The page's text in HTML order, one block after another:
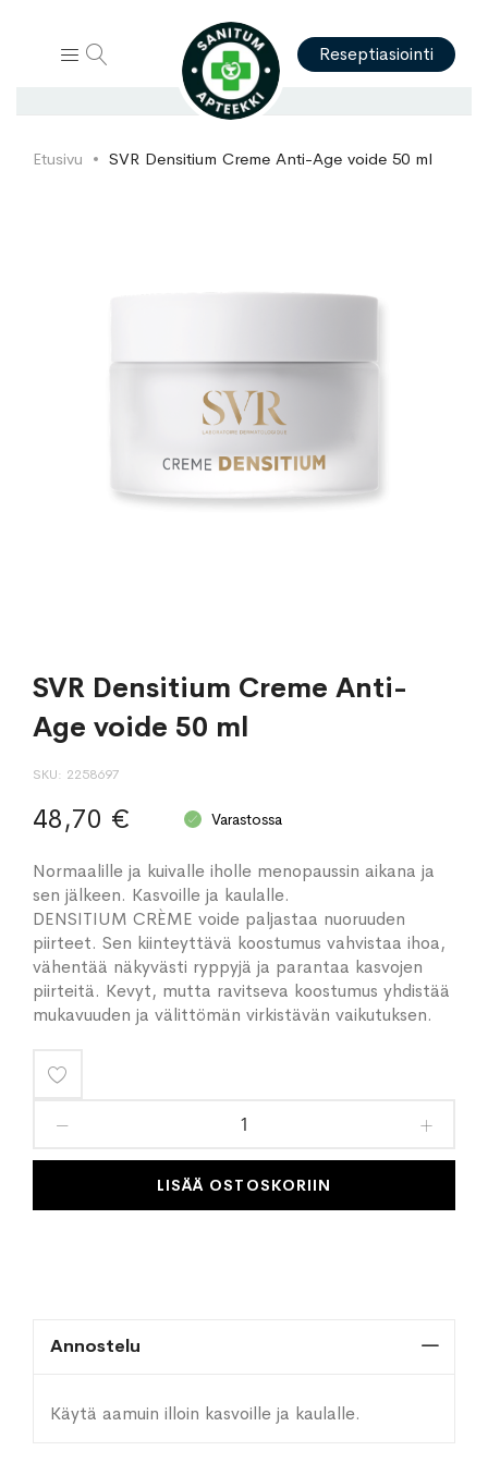
Reseptiasiointi
Etusivu SVR Densitium Creme Anti-Age voide 50 ml
SVR Densitium Creme Anti-
Age voide 50 ml
SKU 2258697
48,70 € Varastossa
Normaalille ja kuivalle iholle menopaussin aikana ja
sen jälkeen. Kasvoille ja kaulalle.
DENSITIUM CRÈME voide paljastaa nuoruuden
piirteet. Sen kiinteyttävä koostumus vahvistaa ihoa,
vähentää näkyvästi ryppyjä ja parantaa kasvojen
piirteitä. Kevyt, mutta ravitseva koostumus yhdistää
mukavuuden ja välittömän virkistävän vaikutuksen.
toivelistaan
LISÄÄ OSTOSKORIIN
Annostelu
Käytä aamuin illoin kasvoille ja kaulalle.